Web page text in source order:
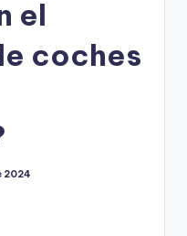
el
coches
2024